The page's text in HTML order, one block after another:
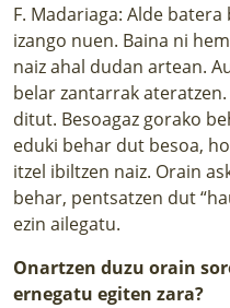
F. Madariaga: Alde
izango nuen. Baina ni
naiz ahal dudan artean.
belar zantarrak
ditut. Besoagaz gorako
eduki behar dut besoa,
itzel ibiltzen naiz. Orain
behar, pentsatzen dut
ezin ailegatu.
Onartzen duzu orain
ernegatu egiten zara?